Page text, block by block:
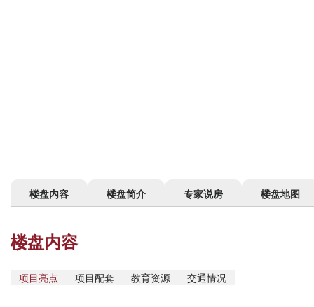
楼盘内容 楼盘简介 专家说房 楼盘地图
楼盘内容
项目亮点 项目配套 教育资源 交通情况